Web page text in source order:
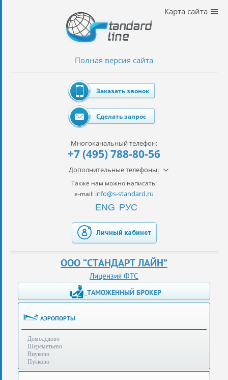
автомобилей
Получение
ЭЦП
за
сутки
услуги
Опыт
Полная версия сайта
Карта сайта
Заказать звонок
Сделать запрос
Многоканальный телефон:
+7 (495) 788-80-56
Дополнительные телефоны:
Также нам можно написать:
e-mail: info@s-standard.ru
ENG РУС
Личный кабинет
ООО “СТАНДАРТ ЛАЙН”
Лицензия ФТС
ТАМОЖЕННЫЙ БРОКЕР
АЭРОПОРТЫ
Домодедово
Шереметьево
Внуково
Пулково